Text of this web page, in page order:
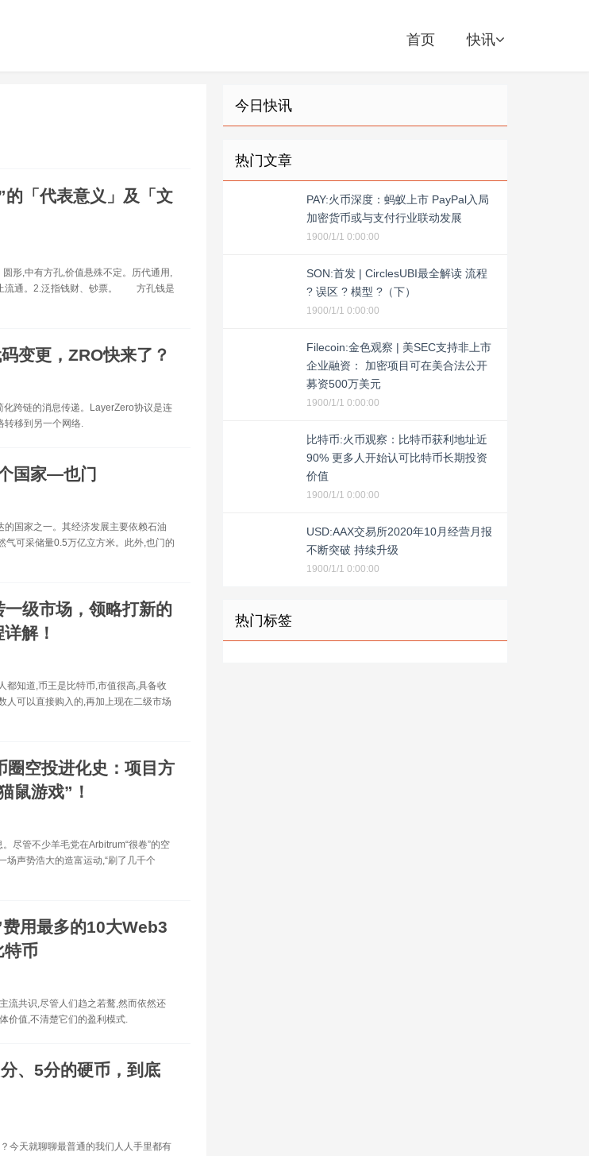
首页 快讯
的「代表意义」及「文
,中有方孔,价值悬殊不定。历代通用,
流通。2.泛指钱财、钞票。 方孔钱是
变更，ZRO快来了？
跨链的消息传递。LayerZero协议是连
转移到另一个网络.
国家—也门
国家之一。其经济发展主要依赖石油
气可采储量0.5万亿立方米。此外,也门的
一级市场，领略打新的
解！
都知道,币王是比特币,市值很高,具备收
人可以直接购入的,再加上现在二级市场
空投进化史：项目方
鼠游戏”！
尽管不少羊毛党在Arbitrum“很卷”的空
场声势浩大的造富运动,“刷了几千个
用最多的10大Web3
特币
流共识,尽管人们趋之若鹜,然而依然还
价值,不清楚它们的盈利模式.
、5分的硬币，到底
今天就聊聊最普通的我们人人手里都有
今日快讯
热门文章
PAY:火币深度：蚂蚁上市 PayPal入局
加密货币或与支付行业联动发展
1900/1/1 0:00:00
SON:首发 | CirclesUBI最全解读 流程
? 误区 ? 模型 ?（下）
1900/1/1 0:00:00
Filecoin:金色观察 | 美SEC支持非上市
企业融资： 加密项目可在美合法公开
募资500万美元
1900/1/1 0:00:00
比特币:火币观察：比特币获利地址近
90% 更多人开始认可比特币长期投资
价值
1900/1/1 0:00:00
USD:AAX交易所2020年10月经营月报
不断突破 持续升级
1900/1/1 0:00:00
热门标签